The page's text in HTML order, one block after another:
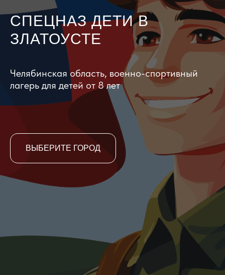
СПЕЦНАЗ ДЕТИ В
ЗЛАТОУСТЕ
Челябинская область, военно-спортивный
лагерь для детей от 8 лет
ВЫБЕРИТЕ ГОРОД